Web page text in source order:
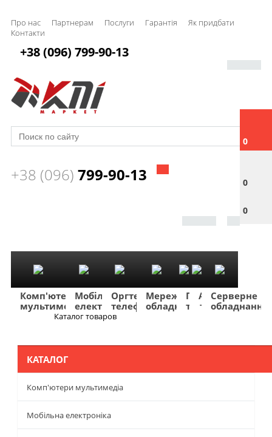
Про нас Партнерам Послуги Гарантія
Як придбати
Контакти
0
0
0
+38 (096) 799-90-13
+38 (096) 799-90-13
Комп'ютери
мультимедіа
Мобільна
електроніка
Оргтехніка
телефонія
Мережеве
обладнання
Побутова
техніка
TV
та
Фото
та
Авто
та
Серверне
обладнання
Каталог товаров
КАТАЛОГ
Комп'ютери мультимедіа
Мобільна електроніка